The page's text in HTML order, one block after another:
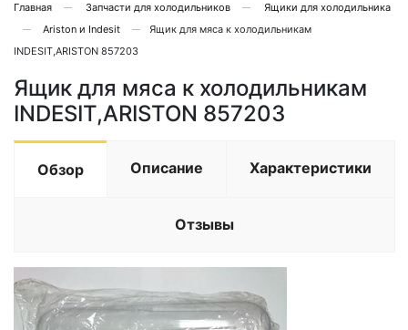
Главная Запчасти для холодильников
Ящики для холодильника
Ariston и Indesit
Ящик для мяса к холодильникам
INDESIT,ARISTON 857203
Ящик для мяса к холодильникам
INDESIT,ARISTON 857203
Обзор Описание Характеристики
Отзывы